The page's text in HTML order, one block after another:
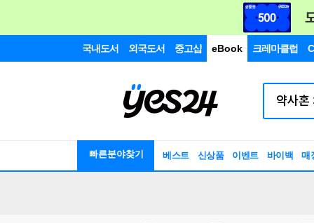
국내도서 외국도서 중고샵 eBook 크레마클럽
빠른분야찾기 베스트 신상품 이벤트 바이백 매